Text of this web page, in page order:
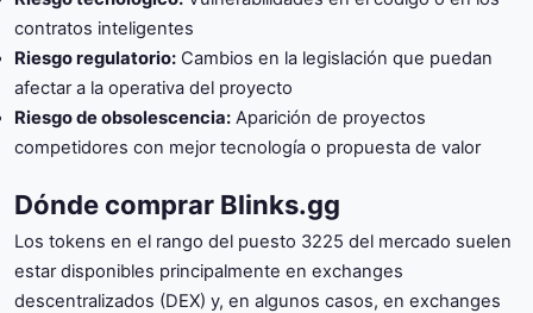
contratos inteligentes
Riesgo regulatorio: Cambios en la legislación que puedan
afectar a la operativa del proyecto
Riesgo de obsolescencia: Aparición de proyectos
competidores con mejor tecnología o propuesta de valor
Dónde comprar Blinks.gg
Los tokens en el rango del puesto 3225 del mercado suelen
estar disponibles principalmente en exchanges
descentralizados (DEX) y, en algunos casos, en exchanges